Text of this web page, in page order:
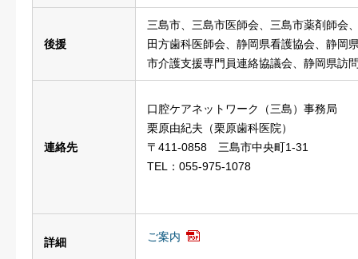
後援
三島市、三島市医師会、三島市薬剤師会
田方歯科医師会、静岡県看護協会、静岡
市介護支援専門員連絡協議会、静岡県訪
連絡先
口腔ケアネットワーク（三島）事務局
栗原由紀夫（栗原歯科医院）
〒411-0858 三島市中央町1-31
TEL：055-975-1078
詳細 ご案内